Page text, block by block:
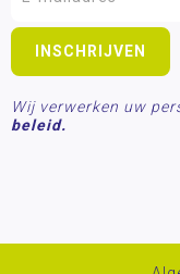
Wij verwerken uw
beleid.